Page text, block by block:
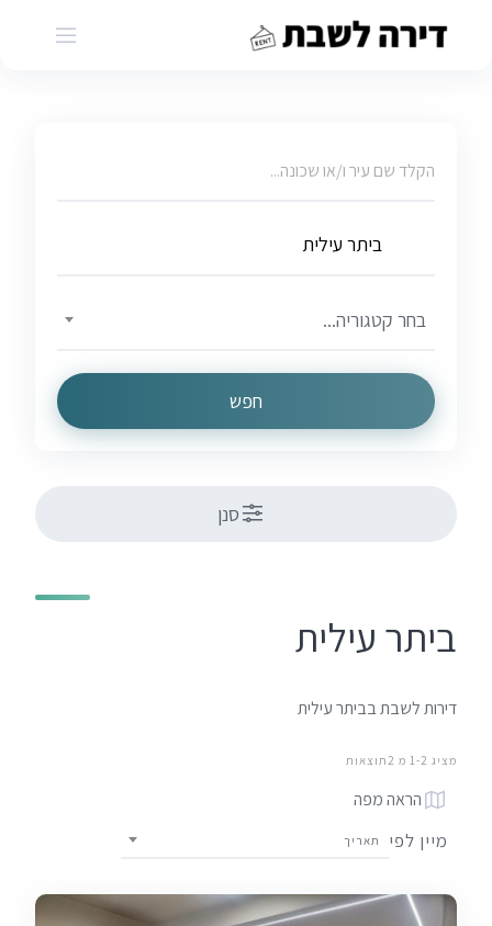
בחר קטגוריה...
חפש
סנן
ביתר עילית
דירות לשבת בביתר עילית
מציג 1-2 מ 2תוצאות
הראה מפה
מיין לפי תאריך